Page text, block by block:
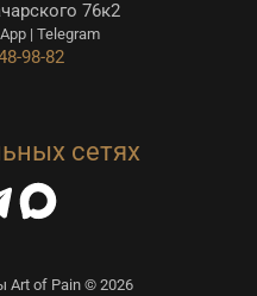
76к2
| Telegram
98-82
сетях
of Pain © 2026